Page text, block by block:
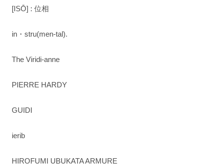
[ISŌ] : 位相
in・stru(men-tal).
The Viridi-anne
PIERRE HARDY
GUIDI
ierib
HIROFUMI UBUKATA ARMURE